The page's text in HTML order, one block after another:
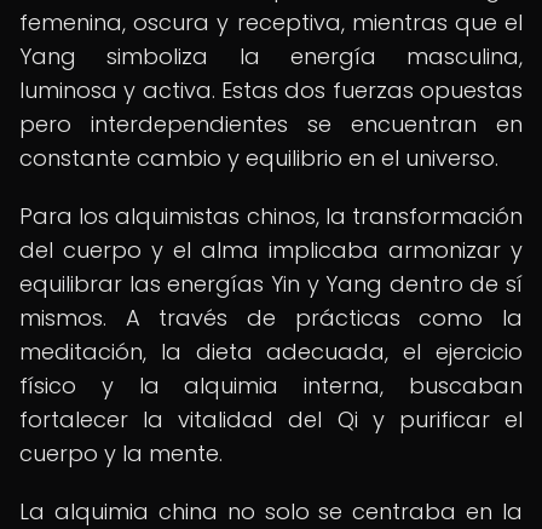
femenina, oscura y receptiva, mientras que el
Yang simboliza la energía masculina,
luminosa y activa. Estas dos fuerzas opuestas
pero interdependientes se encuentran en
constante cambio y equilibrio en el universo.
Para los alquimistas chinos, la transformación
del cuerpo y el alma implicaba armonizar y
equilibrar las energías Yin y Yang dentro de sí
mismos. A través de prácticas como la
meditación, la dieta adecuada, el ejercicio
físico y la alquimia interna, buscaban
fortalecer la vitalidad del Qi y purificar el
cuerpo y la mente.
La alquimia china no solo se centraba en la